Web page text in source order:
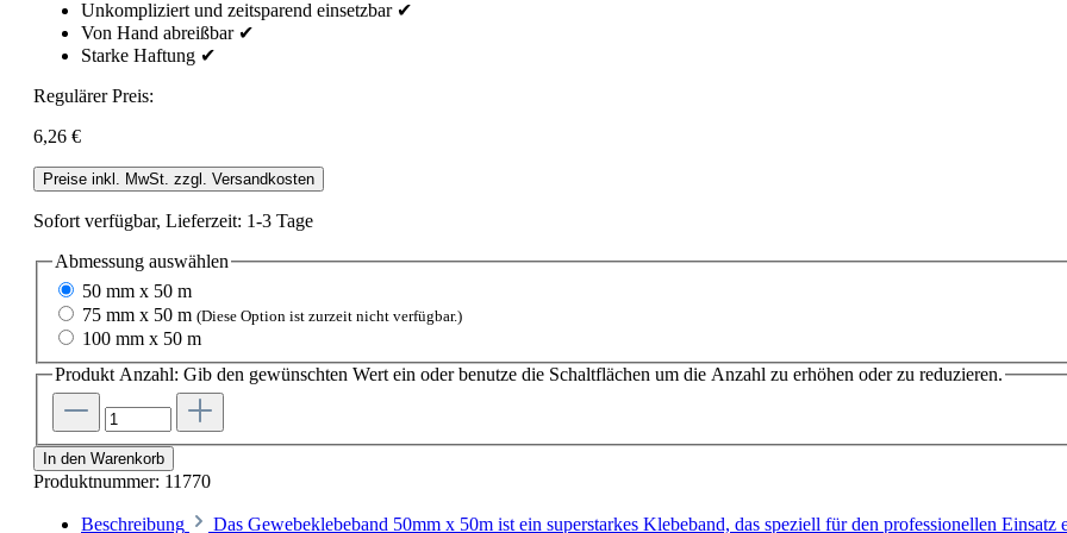
Unkompliziert und zeitsparend einsetzbar ✔
Von Hand abreißbar ✔
Starke Haftung ✔
Regulärer Preis:
6,26 €
Preise inkl. MwSt. zzgl. Versandkosten
Sofort verfügbar, Lieferzeit: 1-3 Tage
Abmessung auswählen
50 mm x 50 m
75 mm x 50 m (Diese Option ist zurzeit nicht verfügbar.)
100 mm x 50 m
Produkt Anzahl: Gib den gewünschten Wert ein oder benutze die Schaltflächen um die Anzahl zu erhöhen oder zu reduzieren.
In den Warenkorb
Produktnummer: 11770
Beschreibung Das Gewebeklebeband 50mm x 50m ist ein superstarkes Klebeband, das speziell für den professionellen